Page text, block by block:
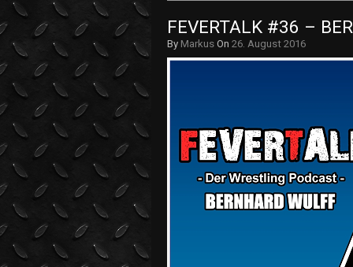
FEVERTALK #36 –
By Markus On 26. August 2016